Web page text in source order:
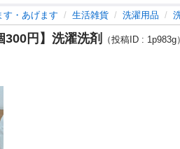
す・あげます 生活雑貨 洗濯用品
300円】洗濯洗剤
（投稿ID : 1p983g）